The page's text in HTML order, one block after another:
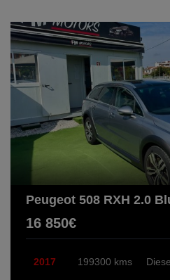
Peugeot 508 RXH 2.0
16 850€
2017 199300 kms